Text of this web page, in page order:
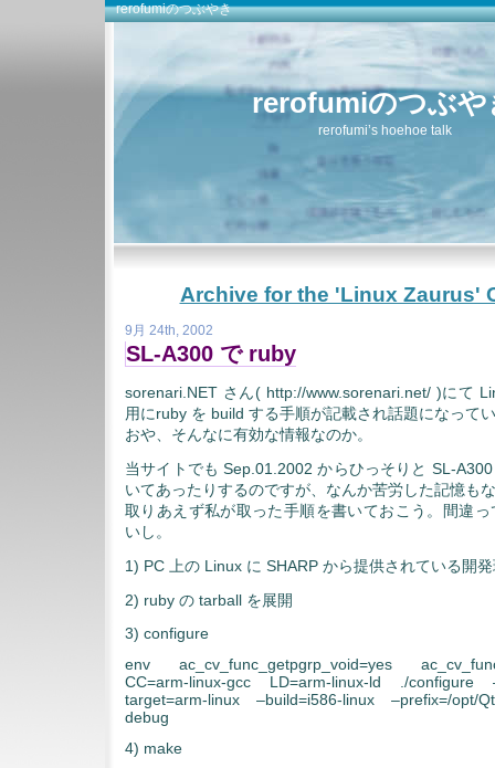
rerofumiのつぶやき
rerofumiのつぶや
rerofumi’s hoehoe talk
Archive for the 'Linux Zaurus'
9月 24th, 2002
SL-A300 で ruby
sorenari.NET さん( http://www.sorenari.net/ )にて
用にruby を build する手順が記載され話題になって
おや、そんなに有効な情報なのか。
当サイトでも Sep.01.2002 からひっそりと SL-
いてあったりするのですが、なんか苦労した記憶も
取りあえず私が取った手順を書いておこう。間違
いし。
1) PC 上の Linux に SHARP から提供されている開
2) ruby の tarball を展開
3) configure
env ac_cv_func_getpgrp_void=yes
CC=arm-linux-gcc LD=arm-linux-ld ./configure
target=arm-linux –build=i586-linux –prefix=/opt/
debug
4) make